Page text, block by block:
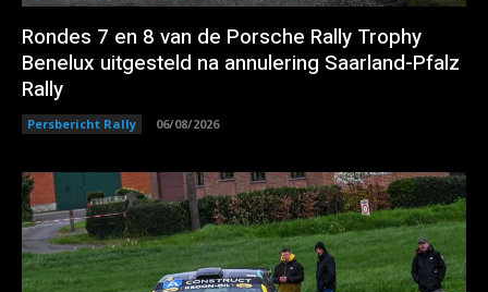
Rondes 7 en 8 van de Porsche Rally Trophy
Benelux uitgesteld na annulering Saarland-Pfalz
Rally
Persbericht Rally 06/08/2026